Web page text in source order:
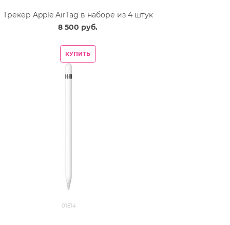
Трекер Apple AirTag в наборе из 4 штук
8 500 руб.
КУПИТЬ
01814